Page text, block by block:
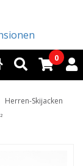
0
Herren-Skijacken